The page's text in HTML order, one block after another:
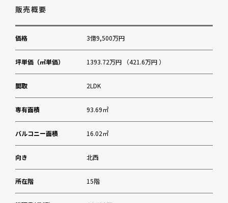
販売概要
価格 3億9,500万円
坪単価（㎡単価） 1393.72万円 （421.6万円 ）
間取 2LDK
専有面積 93.69㎡
バルコニー面積 16.02㎡
向き 北西
所在階 15階